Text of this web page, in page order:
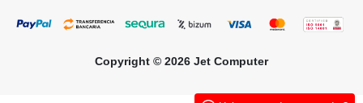
Copyright © 2026 Jet Computer